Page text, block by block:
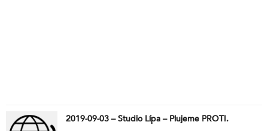
2019-09-03 – Studio Lípa – Plujeme PROTI.